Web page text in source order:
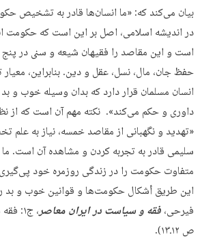
بیان می‌کند که: «ما انسان‌ها قادر به تشخیص
در اندیشه اسلامی، اصل بر این است که حکومت
است و این مقاصد را فقیهان شیعه و سنی در پنج
حفظ جان، مال، نسل، عقل و دین. بنابراین،
انسان مسلمان قرار دارد که بدان وسیله خوب و
داوری و حکم می‌کند». نکته مهم آن است که از
«تهدید و نگهبانی از مقاصد خمسه، نیاز به علم
سلیمی قادر به تجربه کردن و مشاهده آن است. ما
متفاوت حکومت را در زندگی روزمره خود
این طریق أشکال حکومت‌ها و قوانین خوب و
فیرحی،فقه و سیاست در ایران معاصر
، ج۱:
ص ۱۲ـ۱۳).